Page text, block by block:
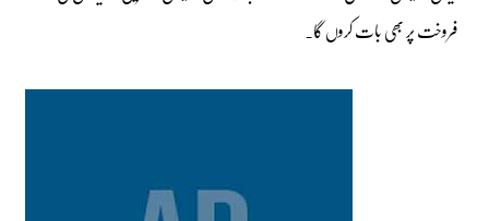
فروخت پر بھی بات کروں گا۔